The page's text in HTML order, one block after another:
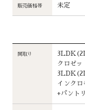
販売価格帯 未定
間取り
クロゼッ
インクロ
+パント